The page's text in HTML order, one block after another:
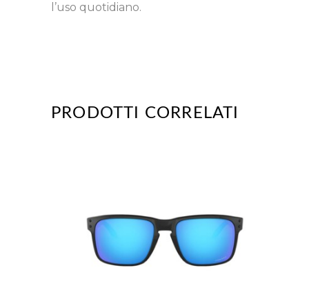
l’uso quotidiano.
PRODOTTI CORRELATI